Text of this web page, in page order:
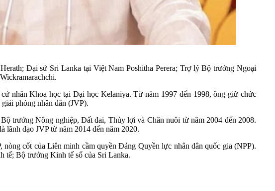
Đại sứ Sri Lanka tại Việt Nam Poshitha Perera; Trợ lý Bộ trưởng Ngoại
nhân Khoa học tại Đại học Kelaniya. Từ năm 1997 đến 1998, ông giữ chức
phóng nhân dân (JVP).
trưởng Nông nghiệp, Đất đai, Thủy lợi và Chăn nuôi từ năm 2004 đến 2008.
lãnh đạo JVP từ năm 2014 đến năm 2020.
cốt của Liên minh cầm quyền Đảng Quyền lực nhân dân quốc gia (NPP).
tế; Bộ trưởng Kinh tế số của Sri Lanka.